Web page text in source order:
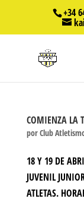
+34
COMIENZA LA
porClub
18 Y 19 DE
JUVENIL
ATLETAS.